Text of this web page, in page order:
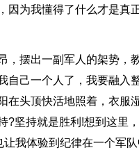
因为我懂得了什么才是真
，摆出一副军人的架势，
自己一个人了，我要融入
在头顶快活地照着，衣服
坚持就是胜利!想到这里
我体验到纪律在一个军队